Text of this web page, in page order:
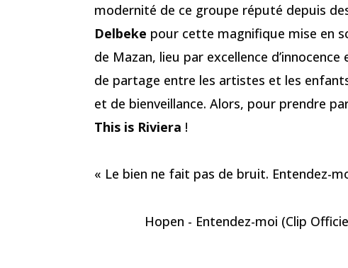
modernité de ce groupe réputé depuis
Delbeke pour cette magnifique mise en
de Mazan, lieu par excellence
de partage entre les artistes et les
et de bienveillance. Alors, pour prendre
This is Riviera !
« Le bien ne fait pas de bruit. Entendez-
Hopen - Entendez-moi (Clip